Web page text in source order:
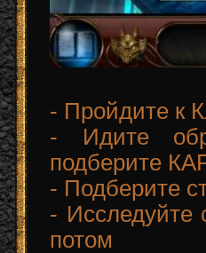
- Пройдите к
- Идите
подберите
- Подберите
- Исследуйте
потом